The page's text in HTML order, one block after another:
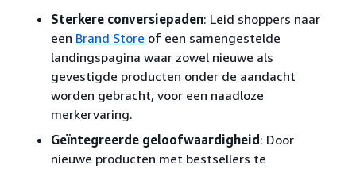
Sterkere conversiepaden: Leid shoppers naar
een Brand Store of een samengestelde
landingspagina waar zowel nieuwe als
gevestigde producten onder de aandacht
worden gebracht, voor een naadloze
merkervaring.
Geïntegreerde geloofwaardigheid : Door
nieuwe producten met bestsellers te